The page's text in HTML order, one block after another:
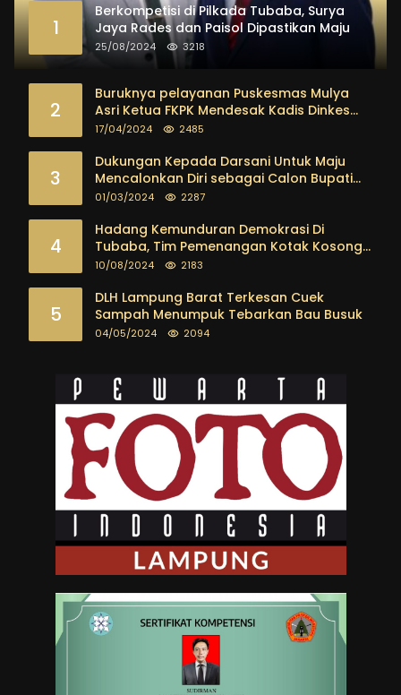
1
Berkompetisi di Pilkada Tubaba, Surya
Jaya Rades dan Paisol Dipastikan Maju
25/08/2024 3218
2
Buruknya pelayanan Puskesmas Mulya
Asri Ketua FKPK Mendesak Kadis Dinkes
Tubaba Ambil Tindakan Tegas
17/04/2024 2485
3
Dukungan Kepada Darsani Untuk Maju
Mencalonkan Diri sebagai Calon Bupati
Tubaba Terus Mengalir Baik Dari
masyarakat
01/03/2024 2287
4
Hadang Kemunduran Demokrasi Di
Tubaba, Tim Pemenangan Kotak Kosong
Segera Dibentuk
10/08/2024 2183
5
DLH Lampung Barat Terkesan Cuek
Sampah Menumpuk Tebarkan Bau Busuk
04/05/2024 2094